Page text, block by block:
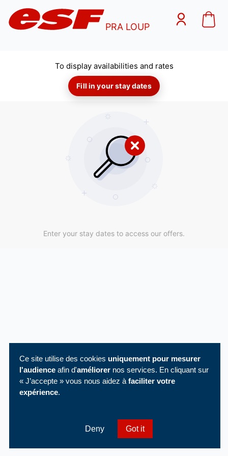
PRA LOUP
Ce site utilise des cookies uniquement pour mesurer
l'audience afin d'améliorer nos services. En cliquant sur
« J’accepte » vous nous aidez à faciliter votre
expérience.
Deny Got it
To display availabilities and rates
Fill in your stay dates
Enter your stay dates to access our offers.